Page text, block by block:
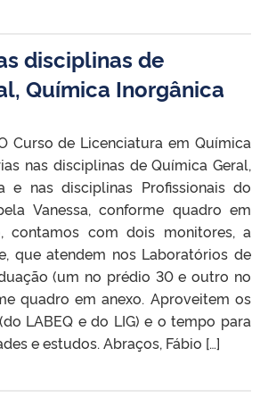
disciplinas de
Química Inorgânica
Curso de Licenciatura em Química
nas disciplinas de Química Geral,
e nas disciplinas Profissionais do
Vanessa, conforme quadro em
contamos com dois monitores, a
que atendem nos Laboratórios de
(um no prédio 30 e outro no
quadro em anexo. Aproveitem os
LABEQ e do LIG) e o tempo para
e estudos. Abraços, Fábio […]